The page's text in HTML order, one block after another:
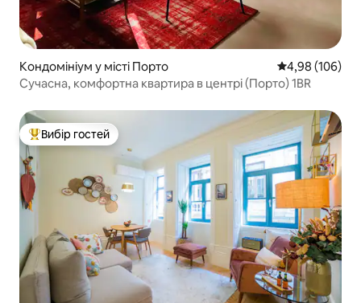
Кондомініум у місті Порто Середня
4,98 (106)
Сучасна, комфортна квартира в центрі (Порто) 1BR
Топ вибір гостей
Вибір гостей